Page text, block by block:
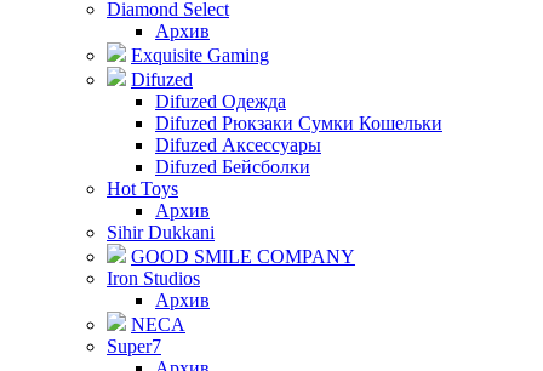
Diamond Select
Архив
Exquisite Gaming
Difuzed
Difuzed Одежда
Difuzed Рюкзаки Сумки Кошельки
Difuzed Аксессуары
Difuzed Бейсболки
Hot Toys
Архив
Sihir Dukkani
GOOD SMILE COMPANY
Iron Studios
Архив
NECA
Super7